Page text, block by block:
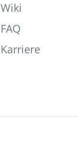
Wiki
FAQ
Karriere